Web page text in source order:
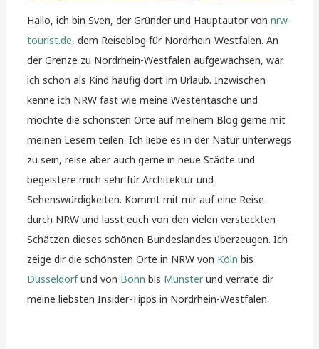
Hallo, ich bin Sven, der Gründer und Hauptautor vonnrw-
tourist.de, dem Reiseblog für Nordrhein-Westfalen. An
der Grenze zu Nordrhein-Westfalen aufgewachsen, war
ich schon als Kind häufig dort im Urlaub. Inzwischen
kenne ich NRW fast wie meine Westentasche und
möchte die schönsten Orte auf meinem Blog gerne mit
meinen Lesern teilen. Ich liebe es in der Natur unterwegs
zu sein, reise aber auch gerne in neue Städte und
begeistere mich sehr für Architektur und
Sehenswürdigkeiten. Kommt mit mir auf eine Reise
durch NRW und lasst euch von den vielen versteckten
Schätzen dieses schönen Bundeslandes überzeugen. Ich
zeige dir die schönsten Orte in NRW von Köln bis
Düsseldorfund von Bonn bis Münsterund verrate dir
meine liebsten Insider-Tipps in Nordrhein-Westfalen.